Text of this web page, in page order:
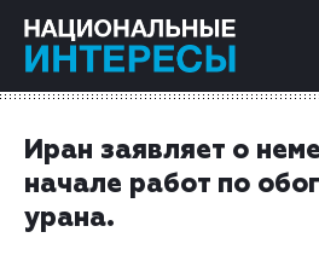
Иран заявляет о
начале работ по
урана.